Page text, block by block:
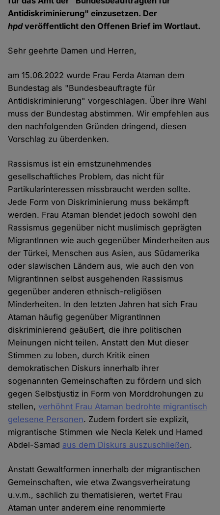
Antidiskriminierung" einzusetzen. Der
hpdveröffentlicht den Offenen Brief im Wortlaut.
Sehr geehrte Damen und Herren,
am 15.06.2022 wurde Frau Ferda Ataman dem
Bundestag als "Bundesbeauftragte für
Antidiskriminierung" vorgeschlagen. Über ihre Wahl
muss der Bundestag abstimmen. Wir empfehlen aus
den nachfolgenden Gründen dringend, diesen
Vorschlag zu überdenken.
Rassismus ist ein ernstzunehmendes
gesellschaftliches Problem, das nicht für
Partikularinteressen missbraucht werden sollte.
Jede Form von Diskriminierung muss bekämpft
werden. Frau Ataman blendet jedoch sowohl den
Rassismus gegenüber nicht muslimisch geprägten
MigrantInnen wie auch gegenüber Minderheiten aus
der Türkei, Menschen aus Asien, aus Südamerika
oder slawischen Ländern aus, wie auch den von
MigrantInnen selbst ausgehenden Rassismus
gegenüber anderen ethnisch-religiösen
Minderheiten. In den letzten Jahren hat sich Frau
Ataman häufig gegenüber MigrantInnen
diskriminierend geäußert, die ihre politischen
Meinungen nicht teilen. Anstatt den Mut dieser
Stimmen zu loben, durch Kritik einen
demokratischen Diskurs innerhalb ihrer
sogenannten Gemeinschaften zu fördern und sich
gegen Selbstjustiz in Form von Morddrohungen zu
stellen,verhöhnt Frau Ataman bedrohte migrantisch
gelesene Personen. Zudem fordert sie explizit,
migrantische Stimmen wie Necla Kelek und Hamed
Abdel-Samad aus dem Diskurs auszuschließen.
Anstatt Gewaltformen innerhalb der migrantischen
Gemeinschaften, wie etwa Zwangsverheiratung
u.v.m., sachlich zu thematisieren, wertet Frau
Ataman unter anderem eine renommierte